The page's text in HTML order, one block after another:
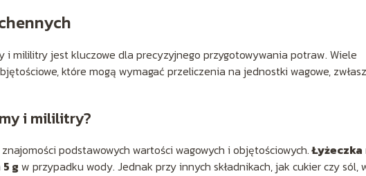
i mililitry jest kluczowe dla precyzyjnego przygotowywania potraw. Wiele
które mogą wymagać przeliczenia na jednostki wagowe,
i mililitry?
podstawowych wartości wagowych i objętościowych.Łyżeczka
5 g w przypadku wody. Jednak przy innych składnikach, jak cukier czy sól,